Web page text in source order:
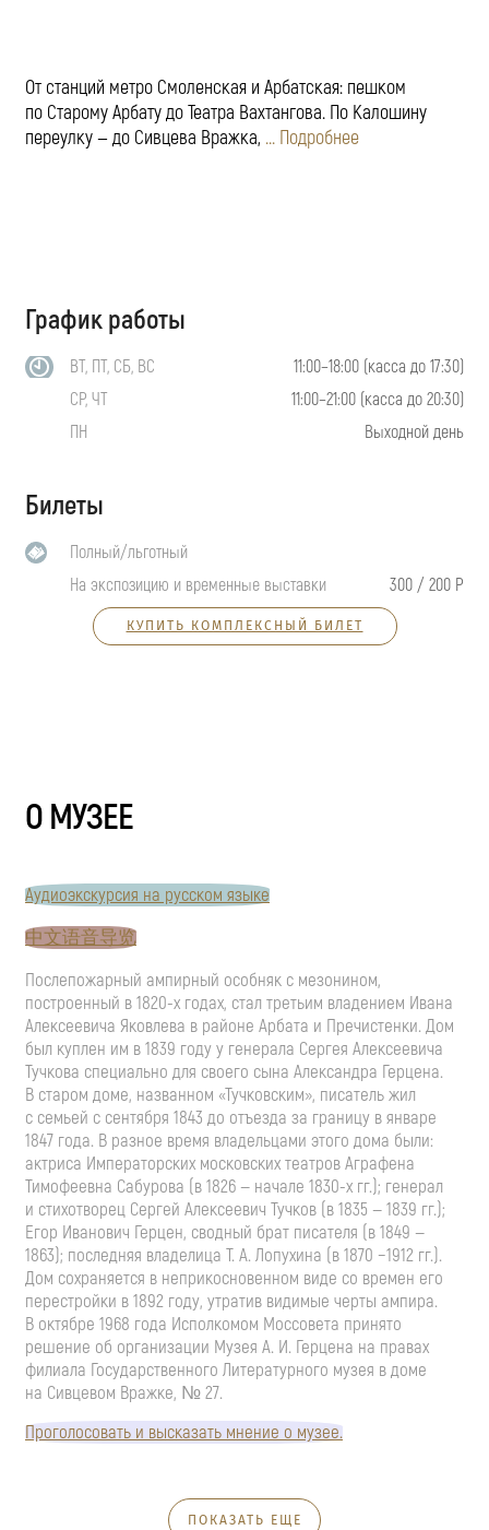
От станций метро Смоленская и Арбатская: пешком
по Старому Арбату до Театра Вахтангова. По Калошину
переулку — до Сивцева Вражка, ... Подробнее
График работы
ВТ, ПТ, СБ, ВС
11:00–18:00 (касса до 17:30)
СР, ЧТ
11:00–21:00 (касса до 20:30)
ПН
Выходной день
Билеты
Полный/льготный
На экспозицию и временные выставки
300 / 200 Р
КУПИТЬ КОМПЛЕКСНЫЙ БИЛЕТ
О МУЗЕЕ
Аудиоэкскурсия на русском языке
中文语音导览
Послепожарный ампирный особняк с мезонином,
построенный в 1820-х годах, стал третьим владением Ивана
Алексеевича Яковлева в районе Арбата и Пречистенки. Дом
был куплен им в 1839 году у генерала Сергея Алексеевича
Тучкова специально для своего сына Александра Герцена.
В старом доме, названном «Тучковским», писатель жил
с семьей с сентября 1843 до отъезда за границу в январе
1847 года. В разное время владельцами этого дома были:
актриса Императорских московских театров Аграфена
Тимофеевна Сабурова (в 1826 — начале 1830-х гг.); генерал
и стихотворец Сергей Алексеевич Тучков (в 1835 — 1839 гг.);
Егор Иванович Герцен, сводный брат писателя (в 1849 —
1863); последняя владелица Т. А. Лопухина (в 1870 −1912 гг.).
Дом сохраняется в неприкосновенном виде со времен его
перестройки в 1892 году, утратив видимые черты ампира.
В октябре 1968 года Исполкомом Моссовета принято
решение об организации Музея А. И. Герцена на правах
филиала Государственного Литературного музея в доме
на Сивцевом Вражке, № 27.
Проголосовать и высказать мнение о музее.
ПОКАЗАТЬ ЕЩЕ